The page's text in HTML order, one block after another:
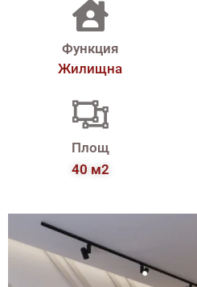
Функция
Жилищна
Площ
40 м2